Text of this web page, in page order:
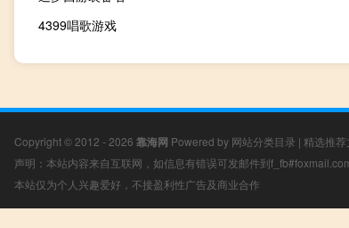
4399唱歌游戏
Copyright © 2012 - 2026 靠海网 Powered by 网站分类目录 | 精选推荐
声明：本站内容来自互联网，如信息有错误可发邮件到
本站仅为个人兴趣爱好，不接盈利性广告及商业合作